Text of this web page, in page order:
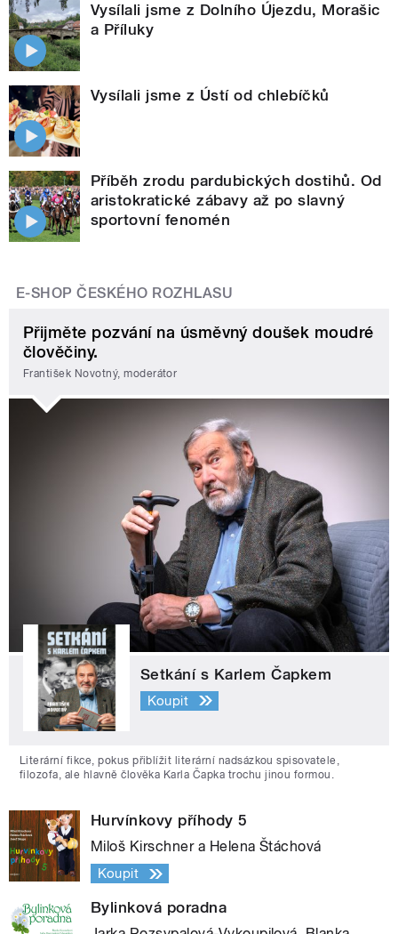
Vysílali jsme z Dolního Újezdu, Morašic
a Příluky
Vysílali jsme z Ústí od chlebíčků
Příběh zrodu pardubických dostihů. Od
aristokratické zábavy až po slavný
sportovní fenomén
E-SHOP ČESKÉHO ROZHLASU
Přijměte pozvání na úsměvný doušek moudré
člověčiny.
František Novotný, moderátor
Setkání s Karlem Čapkem
Koupit
Literární fikce, pokus přiblížit literární nadsázkou spisovatele,
filozofa, ale hlavně člověka Karla Čapka trochu jinou formou.
Hurvínkovy příhody 5
Miloš Kirschner a Helena Štáchová
Koupit
Bylinková poradna